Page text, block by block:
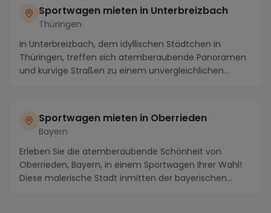
Sportwagen mieten in Unterbreizbach
Thüringen
In Unterbreizbach, dem idyllischen Städtchen in
Thüringen, treffen sich atemberaubende Panoramen
und kurvige Straßen zu einem unvergleichlichen
Sportwagen mieten in Oberrieden
Bayern
Erleben Sie die atemberaubende Schönheit von
Oberrieden, Bayern, in einem Sportwagen Ihrer Wahl!
Diese malerische Stadt inmitten der bayerischen